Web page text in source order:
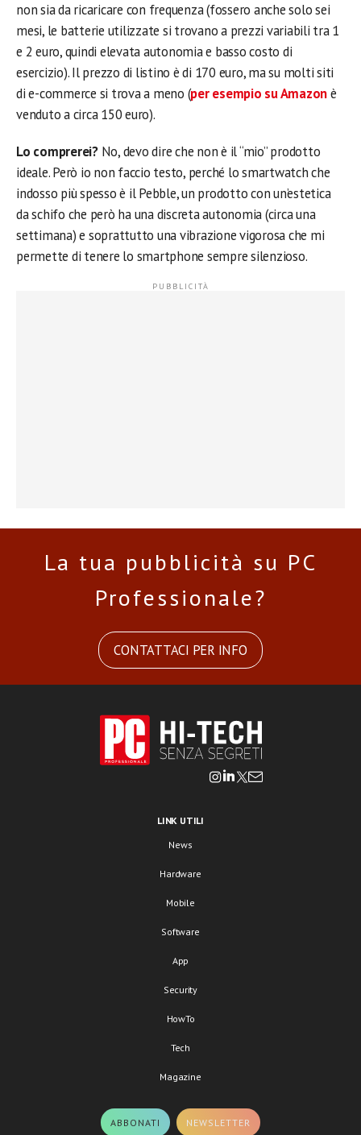
non sia da ricaricare con frequenza (fossero anche solo sei
mesi, le batterie utilizzate si trovano a prezzi variabili tra 1
e 2 euro, quindi elevata autonomia e basso costo di
esercizio). Il prezzo di listino è di 170 euro, ma su molti siti
di e-commerce si trova a meno (per esempio su Amazonè
venduto a circa 150 euro).
Lo comprerei?No, devo dire che non è il “mio” prodotto
ideale. Però io non faccio testo, perché lo smartwatch che
indosso più spesso è il Pebble, un prodotto con un’estetica
da schifo che però ha una discreta autonomia (circa una
settimana) e soprattutto una vibrazione vigorosa che mi
permette di tenere lo smartphone sempre silenzioso.
La tua pubblicità su PC
Professionale?
CONTATTACI PER INFO
LINK UTILI
News
Hardware
Mobile
Software
App
Security
HowTo
Tech
Magazine
ABBONATI NEWSLETTER